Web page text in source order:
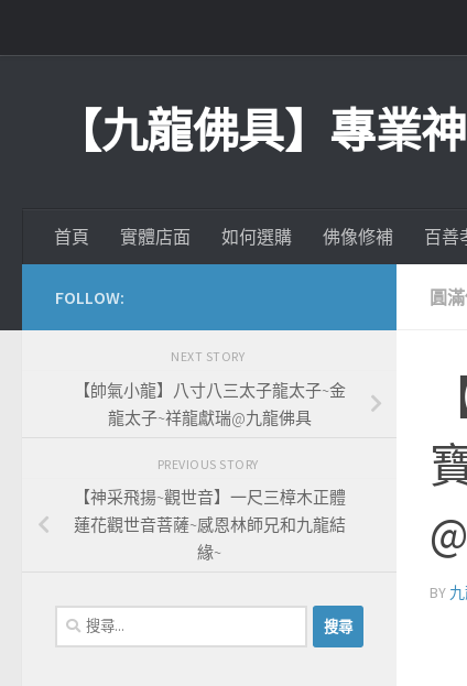
【九龍佛具】專業
首頁 實體店面 如何選購 佛像修補 百善
圓
BY
FOLLOW:
NEXT STORY
【帥氣小龍】八寸八三太子龍太子~金
龍太子~祥龍獻瑞@九龍佛具
PREVIOUS STORY
【神采飛揚~觀世音】一尺三樟木正體
蓮花觀世音菩薩~感恩林師兄和九龍結
緣~
搜
尋